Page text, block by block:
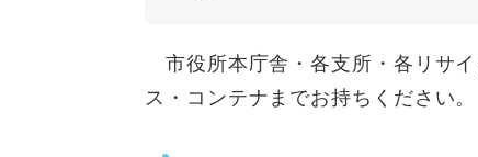
市役所本庁舎・各支所・各リサ
ス・コンテナまでお持ちください。